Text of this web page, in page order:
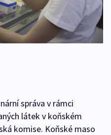
správa v rámci
látek v koňském
komise. Koňské maso